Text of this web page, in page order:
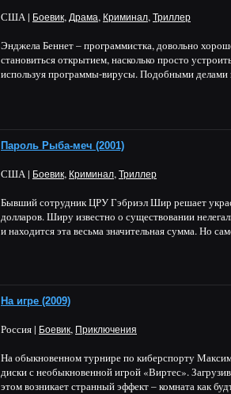
США | Боевик, Драма, Криминал, Триллер
Энджела Беннет – программистка, довольно
становиться открытием, насколько просто
используя программы-вирусы. Подобными делами
Пароль Рыба-меч (2001)
США | Боевик, Криминал, Триллер
Бывший сотрудник ЦРУ Гэбриэл Шир решает
долларов. Ширу известно о существовании
и находится эта весьма значительная сумма. Но
На игре (2009)
Россия | Боевик, Приключения
На обыкновенном турнире по киберспорту
диски с необыкновенной игрой «Виртес».
этом возникает странный эффект – комната как